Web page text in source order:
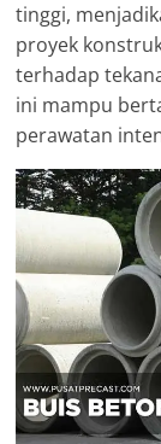
tinggi,
proyek
terhadap
ini mampu
perawatan